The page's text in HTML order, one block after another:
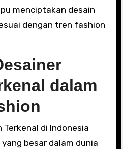
menciptakan desain
dengan tren fashion
dalam
Terkenal di Indonesia
besar dalam dunia